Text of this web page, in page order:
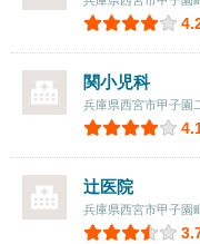
関小児科
兵庫県西宮市甲子園
辻医院
兵庫県西宮市甲子園